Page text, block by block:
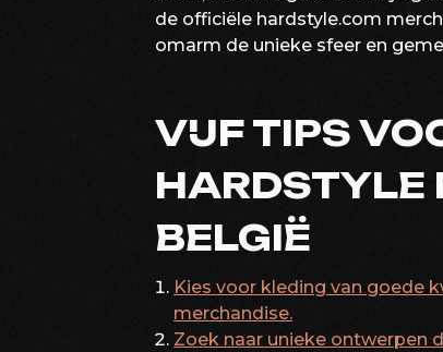
de officiële hardstyle.com
omarm de unieke sfeer en
VIJF TIPS
HARDSTYLE
BELGIË
Kies voor kleding van goede
merchandise.
Zoek naar unieke ontwerpen